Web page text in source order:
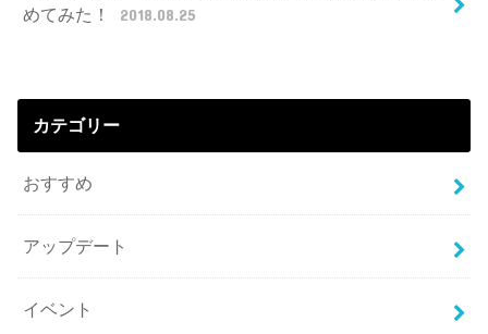
めてみた！
2018.08.25
カテゴリー
おすすめ
アップデート
イベント